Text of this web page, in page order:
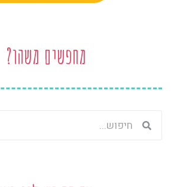
מחפשים משהו?
חיפוש